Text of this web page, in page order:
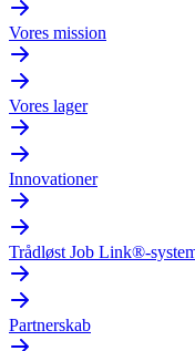
Vores mission
Vores lager
Innovationer
Trådløst Job Link®-
Partnerskab